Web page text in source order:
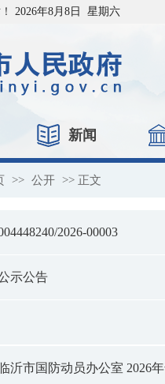
2026年8月8日 星期六
新闻
>> 公开 >> 正文
2026-00003
示公告
沂市国防动员办公室 2026